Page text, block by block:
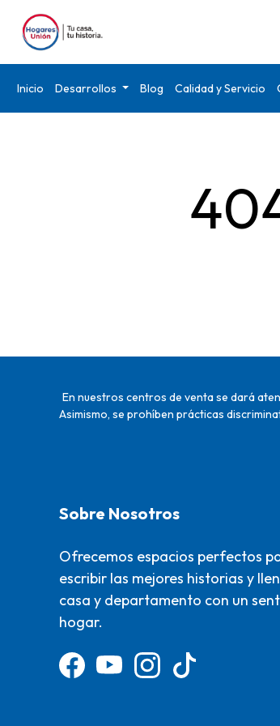
Inicio Desarrollos Blog Calidad y Servicio
En nuestros centros de venta se dará
Asimismo, se prohíben prácticas
Sobre Nosotros
Ofrecemos espacios perfectos
escribir las mejores historias y
casa y departamento con un
hogar.